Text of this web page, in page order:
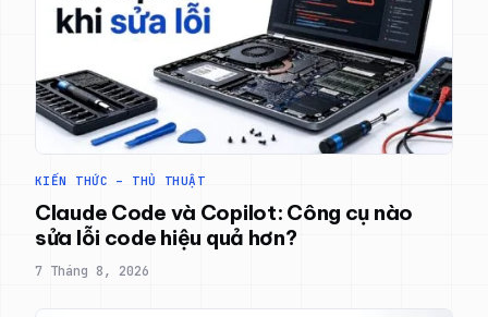
KIẾN THỨC – THỦ THUẬT
Claude Code và Copilot: Công cụ nào
sửa lỗi code hiệu quả hơn?
7 Tháng 8, 2026